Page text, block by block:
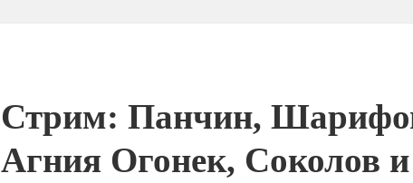
Стрим: Панчин,
Агния Огонек, Соколов